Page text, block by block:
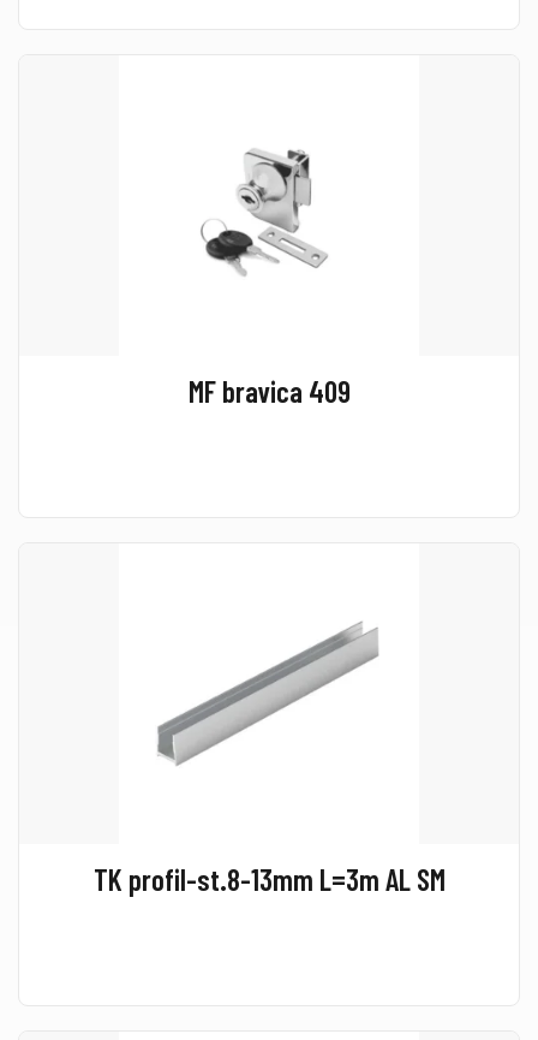
MF bravica 409
TK profil-st.8-13mm L=3m AL SM